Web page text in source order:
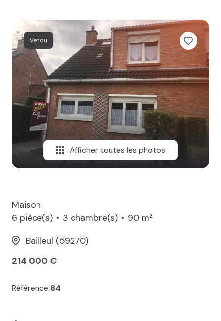
ESTIMATION
ALERTE
MAIL
Vendu
Afficher toutes les photos
Maison
6 pièce(s)
3 chambre(s)
90 m²
Bailleul (59270)
214 000 €
Référence 84